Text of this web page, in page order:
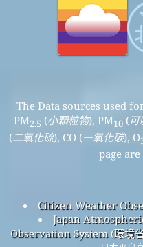
The Data sources used
PM2.5 (小顆粒物), PM10 (
(二氧化硫), CO (一氧化碳), O
page
Citizen Weather
Japan
Observation System (環境